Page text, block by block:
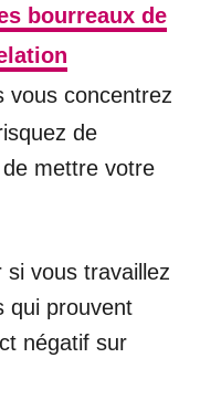
bourreaux de
vous concentrez
de
mettre votre
vous travaillez
qui prouvent
négatif sur